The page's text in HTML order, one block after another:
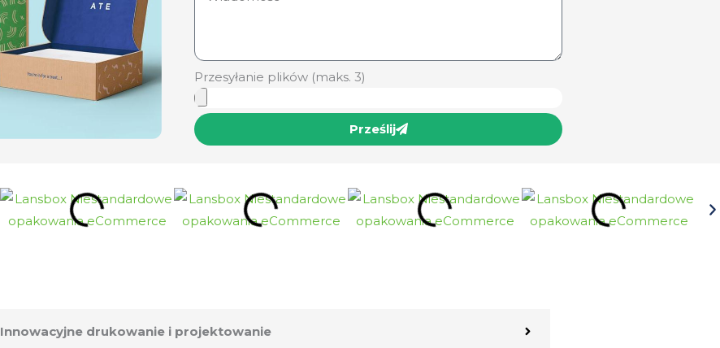
Przesyłanie plików (maks. 3)
Prześlij
Innowacyjne drukowanie i projektowanie